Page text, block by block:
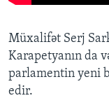
Müxalifət Serj
Karapetyanın da
parlamentin yeni
edir.